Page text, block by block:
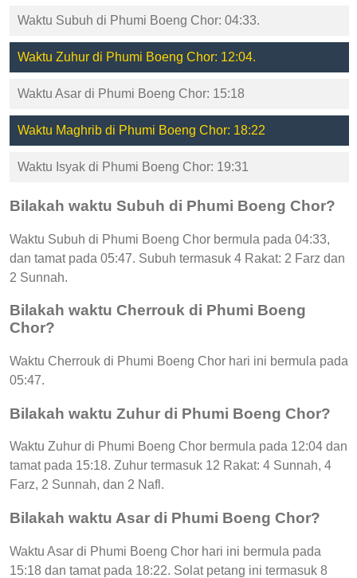
Waktu Subuh di Phumi Boeng Chor: 04:33.
Waktu Zuhur di Phumi Boeng Chor: 12:04.
Waktu Asar di Phumi Boeng Chor: 15:18
Waktu Maghrib di Phumi Boeng Chor: 18:22
Waktu Isyak di Phumi Boeng Chor: 19:31
Bilakah waktu Subuh di Phumi Boeng Chor?
Waktu Subuh di Phumi Boeng Chor bermula pada 04:33,
dan tamat pada 05:47. Subuh termasuk 4 Rakat: 2 Farz dan
2 Sunnah.
Bilakah waktu Cherrouk di Phumi Boeng
Chor?
Waktu Cherrouk di Phumi Boeng Chor hari ini bermula pada
05:47.
Bilakah waktu Zuhur di Phumi Boeng Chor?
Waktu Zuhur di Phumi Boeng Chor bermula pada 12:04 dan
tamat pada 15:18. Zuhur termasuk 12 Rakat: 4 Sunnah, 4
Farz, 2 Sunnah, dan 2 Nafl.
Bilakah waktu Asar di Phumi Boeng Chor?
Waktu Asar di Phumi Boeng Chor hari ini bermula pada
15:18 dan tamat pada 18:22. Solat petang ini termasuk 8